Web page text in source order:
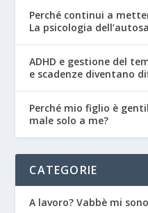
Perché continui a
La psicologia
ADHD e gestione del
e scadenze diventano
Perché mio figlio è
male solo a me?
CATEGORIE
A lavoro? Vabbè mi